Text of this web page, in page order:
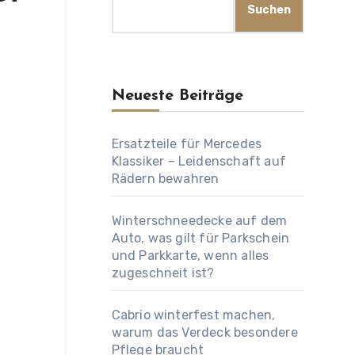
Suchen
Neueste Beiträge
Ersatzteile für Mercedes
Klassiker – Leidenschaft auf
Rädern bewahren
Winterschneedecke auf dem
Auto, was gilt für Parkschein
und Parkkarte, wenn alles
zugeschneit ist?
Cabrio winterfest machen,
warum das Verdeck besondere
Pflege braucht